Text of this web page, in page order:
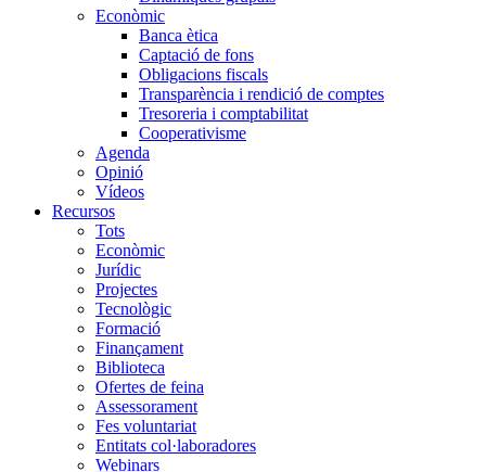
Econòmic
Banca ètica
Captació de fons
Obligacions fiscals
Transparència i rendició de comptes
Tresoreria i comptabilitat
Cooperativisme
Agenda
Opinió
Vídeos
Recursos
Tots
Econòmic
Jurídic
Projectes
Tecnològic
Formació
Finançament
Biblioteca
Ofertes de feina
Assessorament
Fes voluntariat
Entitats col·laboradores
Webinars